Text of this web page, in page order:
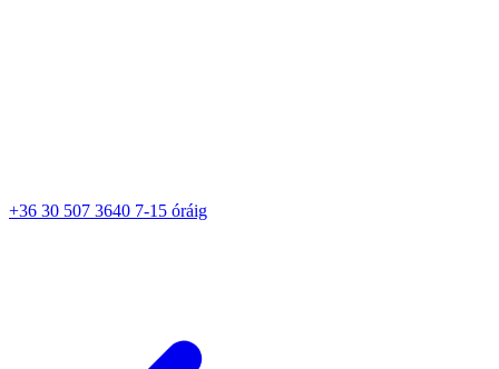
+36 30 507 3640 7-15 óráig